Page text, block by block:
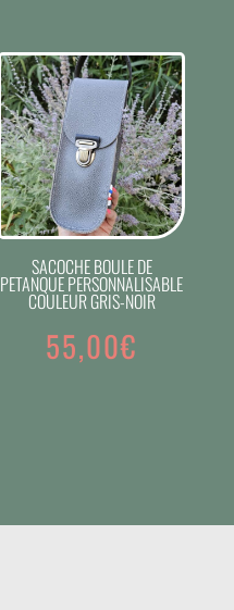
SACOCHE BOULE DE
PETANQUE PERSONNALISABLE
COULEUR GRIS-NOIR
55,00€